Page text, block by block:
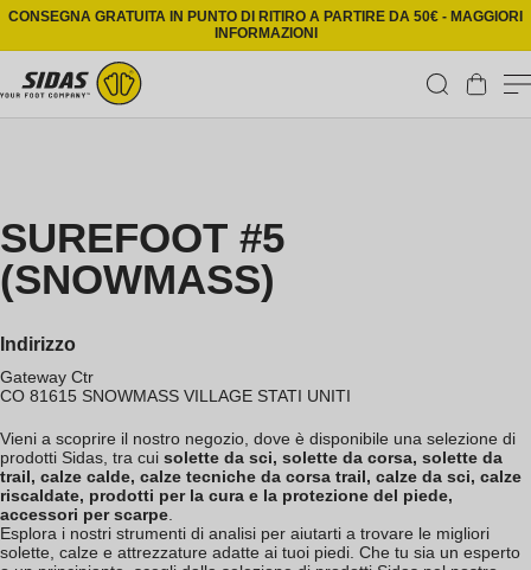
Vai direttamente ai contenuti
CONSEGNA GRATUITA IN PUNTO DI RITIRO A PARTIRE DA 50€ - MAGGIORI
INFORMAZIONI
Carrello
SUREFOOT #5
(SNOWMASS)
Indirizzo
Gateway Ctr
CO 81615 SNOWMASS VILLAGE STATI UNITI
Vieni a scoprire il nostro negozio, dove è disponibile una selezione di
prodotti Sidas, tra cui solette da sci, solette da corsa, solette da
trail, calze calde, calze tecniche da corsa trail, calze da sci, calze
riscaldate, prodotti per la cura e la protezione del piede,
accessori per scarpe.
Esplora i nostri strumenti di analisi per aiutarti a trovare le migliori
solette, calze e attrezzature adatte ai tuoi piedi. Che tu sia un esperto